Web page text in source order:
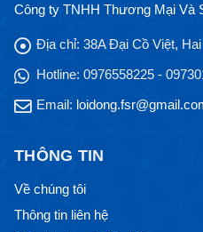
Công ty TNHH Thương Mại Và
Địa chỉ: 38A Đại Cồ Việt,
Hotline: 0976558225 -
Email:
THÔNG TIN
Về chúng tôi
Thông tin liên hệ